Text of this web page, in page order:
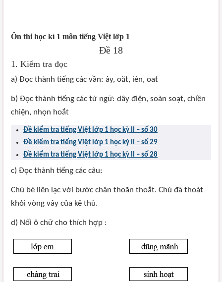
Ôn thi học kì 1 môn tiếng Việt lớp 1
Đề 18
1. Kiểm tra đọc
a) Đọc thành tiếng các vần: ây, oăt, iên, oat
b) Đọc thành tiếng các từ ngữ: dây điện, soàn soạt, chiền
chiện, nhọn hoắt
Đề kiểm tra tiếng Việt lớp 1 học kỳ II – số 30
Đề kiểm tra tiếng Việt lớp 1 học kỳ II – số 29
Đề kiểm tra tiếng Việt lớp 1 học kỳ II – số 28
c) Đọc thành tiếng các câu:
Chú bé liên lạc với bước chân thoăn thoắt. Chú đã thoát
khỏi vòng vây của kẻ thù.
d) Nối ô chữ cho thích hợp :